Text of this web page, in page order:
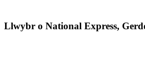
Llwybr o National Express,